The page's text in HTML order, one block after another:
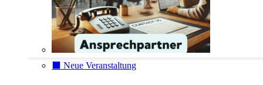
⬛️ Neue Veranstaltung